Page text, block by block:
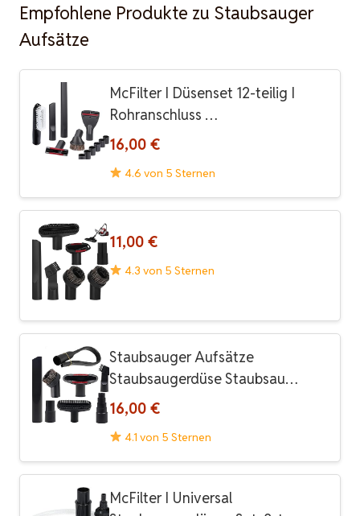
Empfohlene Produkte zu Staubsauger
Aufsätze
McFilter I Düsenset 12-teilig I
Rohranschluss …
16,00 €
4.6 von 5 Sternen
11,00 €
4.3 von 5 Sternen
Staubsauger Aufsätze
Staubsaugerdüse Staubsau…
16,00 €
4.1 von 5 Sternen
McFilter I Universal